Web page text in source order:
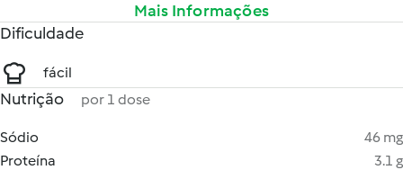
Mais Informações
Dificuldade
fácil
Nutrição por 1 dose
Sódio
46 mg
Proteína
3.1 g